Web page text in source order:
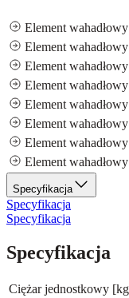
Element
Element
Element
Element
Element
Element
Element
Element
Specyfikacja
Specyfikacja
Specyfikacja
Specyfikacja
Ciężar jednostkowy